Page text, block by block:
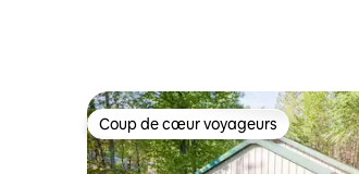
Coup de cœur voyageurs
Coup de cœur voyageurs